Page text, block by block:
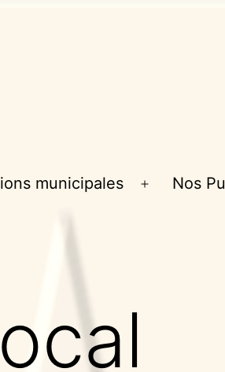
municipales
Ouvrir
Nos